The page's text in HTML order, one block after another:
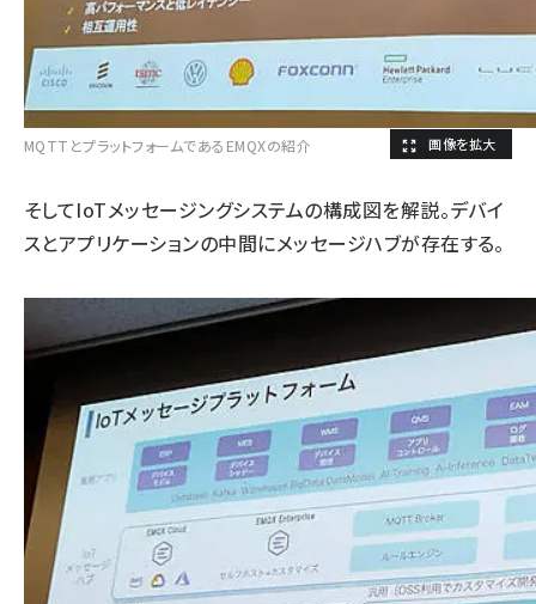
MQTTとプラットフォームであるEMQXの紹介
そしてIoTメッセージングシステムの構成図を解説。デバイ
スとアプリケーションの中間にメッセージハブが存在する。